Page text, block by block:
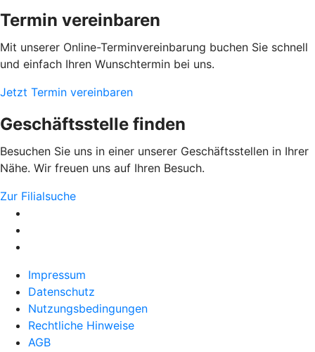
Termin vereinbaren
Mit unserer Online-Terminvereinbarung buchen Sie schnell
und einfach Ihren Wunschtermin bei uns.
Jetzt Termin vereinbaren
Geschäftsstelle finden
Besuchen Sie uns in einer unserer Geschäftsstellen in Ihrer
Nähe. Wir freuen uns auf Ihren Besuch.
Zur Filialsuche
Impressum
Datenschutz
Nutzungsbedingungen
Rechtliche Hinweise
AGB